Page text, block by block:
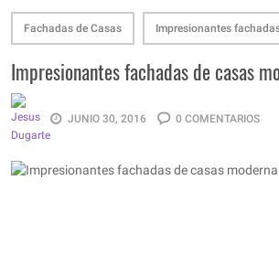
Fachadas de Casas Impresionantes
Impresionantes fachadas de casas
JUNIO 30, 2016 0 COMENTARIOS